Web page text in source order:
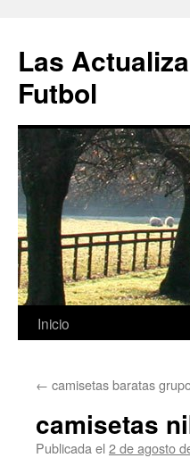
Las
Futbol
Saltar
contenido
Inicio
← camisetas baratas
camisetas
Publicada el 2 de agosto